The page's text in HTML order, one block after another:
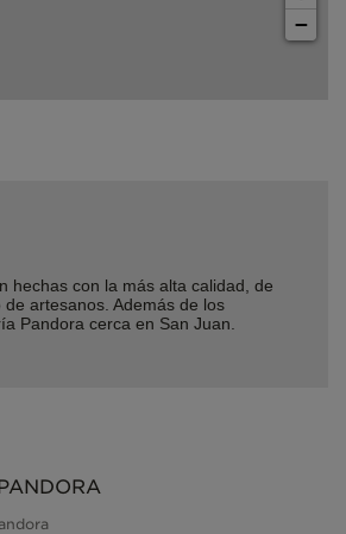
−
hechas con la más alta calidad, de
artesanos. Además de los
Pandora cerca en San Juan.